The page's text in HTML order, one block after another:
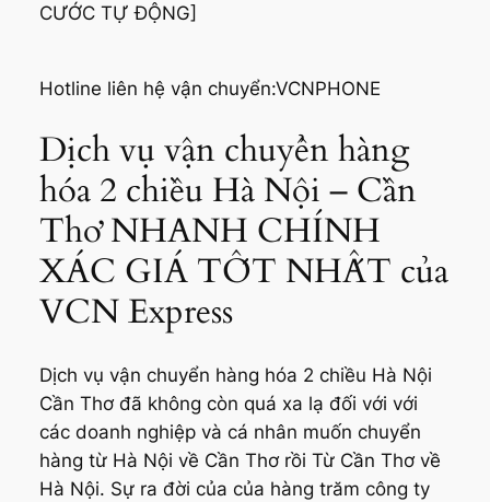
CƯỚC TỰ ĐỘNG]
Hotline liên hệ vận chuyển:VCNPHONE
Dịch vụ vận chuyển hàng
hóa 2 chiều Hà Nội – Cần
Thơ NHANH CHÍNH
XÁC GIÁ TỐT NHẤT của
VCN Express
Dịch vụ vận chuyển hàng hóa 2 chiều Hà Nội
Cần Thơ đã không còn quá xa lạ đối với với
các doanh nghiệp và cá nhân muốn chuyển
hàng từ Hà Nội về Cần Thơ rồi Từ Cần Thơ về
Hà Nội. Sự ra đời của của hàng trăm công ty